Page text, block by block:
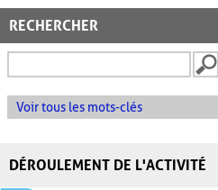
RECHERCHER
Voir tous les mots-clés
DÉROULEMENT DE L'ACTIVITÉ